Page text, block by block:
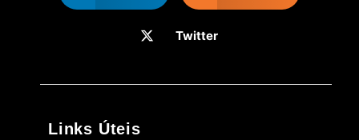
Twitter
Links Úteis